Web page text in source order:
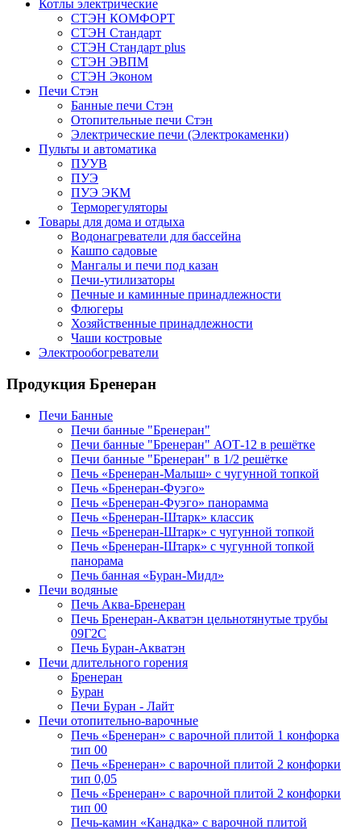
Котлы электрические
СТЭН КОМФОРТ
СТЭН Стандарт
СТЭН Стандарт plus
СТЭН ЭВПМ
СТЭН Эконом
Печи Стэн
Банные печи Стэн
Отопительные печи Стэн
Электрические печи (Электрокаменки)
Пульты и автоматика
ПУУВ
ПУЭ
ПУЭ ЭКМ
Терморегуляторы
Товары для дома и отдыха
Водонагреватели для бассейна
Кашпо садовые
Мангалы и печи под казан
Печи-утилизаторы
Печные и каминные принадлежности
Флюгеры
Хозяйственные принадлежности
Чаши костровые
Электрообогреватели
Продукция Бренеран
Печи Банные
Печи банные "Бренеран"
Печи банные "Бренеран" АОТ-12 в решётке
Печи банные "Бренеран" в 1/2 решётке
Печь «Бренеран-Малыш» с чугунной топкой
Печь «Бренеран-Фуэго»
Печь «Бренеран-Фуэго» панорамма
Печь «Бренеран-Штарк» классик
Печь «Бренеран-Штарк» с чугунной топкой
Печь «Бренеран-Штарк» с чугунной топкой
панорама
Печь банная «Буран-Мидл»
Печи водяные
Печь Аква-Бренеран
Печь Бренеран-Акватэн цельнотянутые трубы
09Г2С
Печь Буран-Акватэн
Печи длительного горения
Бренеран
Буран
Печи Буран - Лайт
Печи отопительно-варочные
Печь «Бренеран» с варочной плитой 1 конфорка
тип 00
Печь «Бренеран» с варочной плитой 2 конфорки
тип 0,05
Печь «Бренеран» с варочной плитой 2 конфорки
тип 00
Печь-камин «Канадка» с варочной плитой